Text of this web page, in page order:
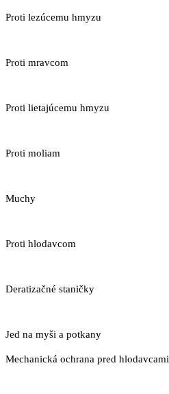
Proti lezúcemu hmyzu
Proti mravcom
Proti lietajúcemu hmyzu
Proti moliam
Muchy
Proti hlodavcom
Deratizačné staničky
Jed na myši a potkany
Mechanická ochrana pred hlodavcami